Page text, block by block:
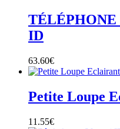
9.95€
à
TÉLÉPHONE
ID
63.60€
Petite Loupe
11.55€